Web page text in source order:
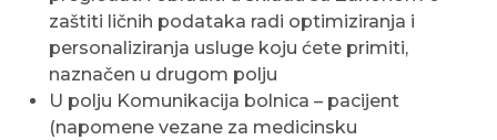
zaštiti ličnih podataka radi optimiziranja i
personaliziranja usluge koju ćete primiti,
naznačen u drugom polju
U polju Komunikacija bolnica – pacijent
(napomene vezane za medicinsku